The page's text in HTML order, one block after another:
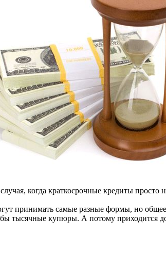
когда краткосрочные кредиты просто
принимать самые разные формы, но
тысячные купюры. А потому приходится